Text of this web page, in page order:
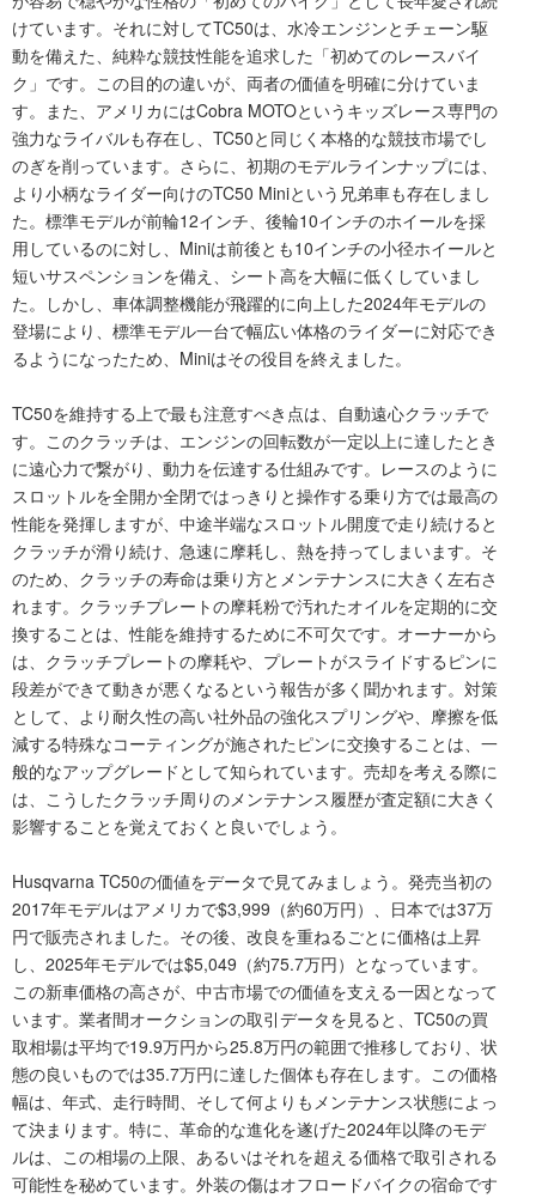
けています。それに対してTC50は、水冷エンジンとチェーン駆
動を備えた、純粋な競技性能を追求した「初めてのレースバイ
ク」です。この目的の違いが、両者の価値を明確に分けていま
す。また、アメリカにはCobra MOTOというキッズレース専門の
強力なライバルも存在し、TC50と同じく本格的な競技市場でし
のぎを削っています。さらに、初期のモデルラインナップには、
より小柄なライダー向けのTC50 Miniという兄弟車も存在しまし
た。標準モデルが前輪12インチ、後輪10インチのホイールを採
用しているのに対し、Miniは前後とも10インチの小径ホイールと
短いサスペンションを備え、シート高を大幅に低くしていまし
た。しかし、車体調整機能が飛躍的に向上した2024年モデルの
登場により、標準モデル一台で幅広い体格のライダーに対応でき
るようになったため、Miniはその役目を終えました。
TC50を維持する上で最も注意すべき点は、自動遠心クラッチで
す。このクラッチは、エンジンの回転数が一定以上に達したとき
に遠心力で繋がり、動力を伝達する仕組みです。レースのように
スロットルを全開か全閉ではっきりと操作する乗り方では最高の
性能を発揮しますが、中途半端なスロットル開度で走り続けると
クラッチが滑り続け、急速に摩耗し、熱を持ってしまいます。そ
のため、クラッチの寿命は乗り方とメンテナンスに大きく左右さ
れます。クラッチプレートの摩耗粉で汚れたオイルを定期的に交
換することは、性能を維持するために不可欠です。オーナーから
は、クラッチプレートの摩耗や、プレートがスライドするピンに
段差ができて動きが悪くなるという報告が多く聞かれます。対策
として、より耐久性の高い社外品の強化スプリングや、摩擦を低
減する特殊なコーティングが施されたピンに交換することは、一
般的なアップグレードとして知られています。売却を考える際に
は、こうしたクラッチ周りのメンテナンス履歴が査定額に大きく
影響することを覚えておくと良いでしょう。
Husqvarna TC50の価値をデータで見てみましょう。発売当初の
2017年モデルはアメリカで$3,999（約60万円）、日本では37万
円で販売されました。その後、改良を重ねるごとに価格は上昇
し、2025年モデルでは$5,049（約75.7万円）となっています。
この新車価格の高さが、中古市場での価値を支える一因となって
います。業者間オークションの取引データを見ると、TC50の買
取相場は平均で19.9万円から25.8万円の範囲で推移しており、状
態の良いものでは35.7万円に達した個体も存在します。この価格
幅は、年式、走行時間、そして何よりもメンテナンス状態によっ
て決まります。特に、革命的な進化を遂げた2024年以降のモデ
ルは、この相場の上限、あるいはそれを超える価格で取引される
可能性を秘めています。外装の傷はオフロードバイクの宿命です